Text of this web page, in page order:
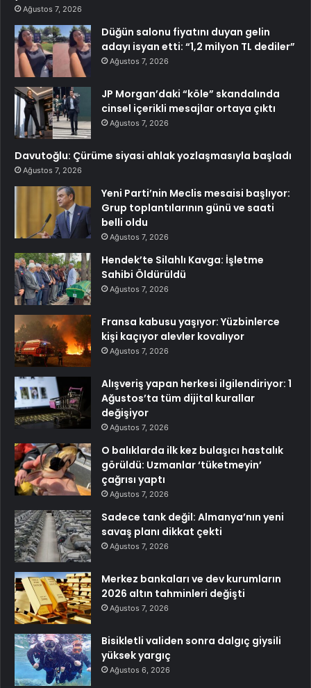
Ağustos 7, 2026
Düğün salonu fiyatını duyan gelin
adayı isyan etti: “1,2 milyon TL dediler”
Ağustos 7, 2026
JP Morgan’daki “köle” skandalında
cinsel içerikli mesajlar ortaya çıktı
Ağustos 7, 2026
Davutoğlu: Çürüme siyasi ahlak yozlaşmasıyla başladı
Ağustos 7, 2026
Yeni Parti’nin Meclis mesaisi başlıyor:
Grup toplantılarının günü ve saati
belli oldu
Ağustos 7, 2026
Hendek’te Silahlı Kavga: İşletme
Sahibi Öldürüldü
Ağustos 7, 2026
Fransa kabusu yaşıyor: Yüzbinlerce
kişi kaçıyor alevler kovalıyor
Ağustos 7, 2026
Alışveriş yapan herkesi ilgilendiriyor: 1
Ağustos’ta tüm dijital kurallar
değişiyor
Ağustos 7, 2026
O balıklarda ilk kez bulaşıcı hastalık
görüldü: Uzmanlar ‘tüketmeyin’
çağrısı yaptı
Ağustos 7, 2026
Sadece tank değil: Almanya’nın yeni
savaş planı dikkat çekti
Ağustos 7, 2026
Merkez bankaları ve dev kurumların
2026 altın tahminleri değişti
Ağustos 7, 2026
Bisikletli validen sonra dalgıç giysili
yüksek yargıç
Ağustos 6, 2026